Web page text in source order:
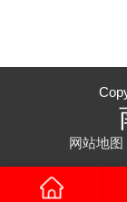
网站地图